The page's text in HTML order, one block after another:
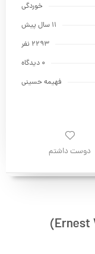
خوردگی
11 سال پیش
2293 نفر
0 دیدگاه
فهیمه حسینی
دوست داشتم